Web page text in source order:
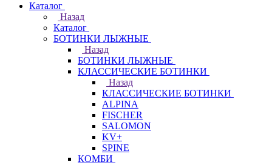
Каталог
Назад
Каталог
БОТИНКИ ЛЫЖНЫЕ
Назад
БОТИНКИ ЛЫЖНЫЕ
КЛАССИЧЕСКИЕ БОТИНКИ
Назад
КЛАССИЧЕСКИЕ БОТИНКИ
ALPINA
FISCHER
SALOMON
KV+
SPINE
КОМБИ